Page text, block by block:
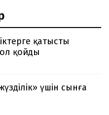
қатысты
қойды
үшін сынға